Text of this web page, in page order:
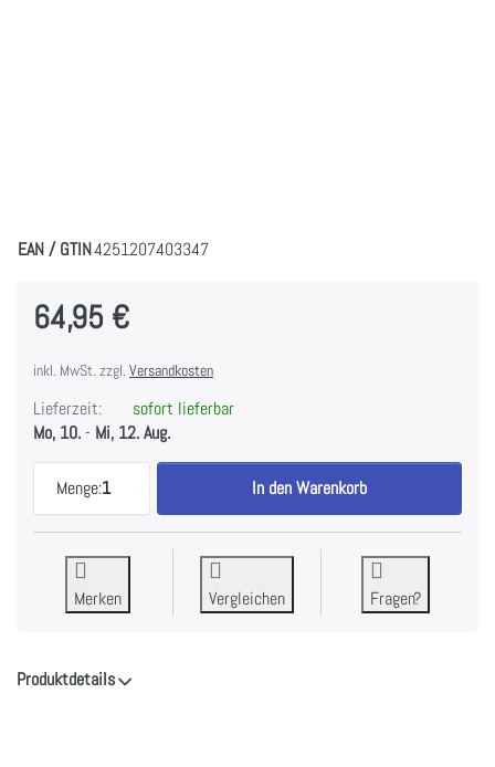
EAN / GTIN4251207403347
64,95 €
inkl. MwSt. zzgl. Versandkosten
Lieferzeit:
sofort lieferbar
Mo, 10.- Mi, 12. Aug.
Menge:1
Fidlock TWIST Essential Bag M + Bike Base -
In den Warenkorb
Merken Vergleichen Fragen?
Produktdetails